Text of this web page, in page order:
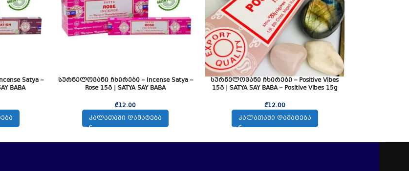
Satya –
BABA
სურნელოვანი ჩხირები – Incense Satya –
Rose 15გ | SATYA SAY BABA
₾12.00
ᲙᲐᲚᲐᲗᲐᲨᲘ ᲓᲐᲛᲐᲢᲔᲑᲐ
სურნელოვანი ჩხირები – Positive Vibes
15გ | SATYA SAY BABA – Positive Vibes 15g
₾12.00
ᲙᲐᲚᲐᲗᲐᲨᲘ ᲓᲐᲛᲐᲢᲔᲑᲐ